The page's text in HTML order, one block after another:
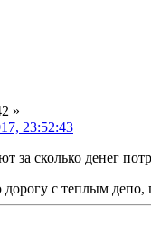
»
23:52:43
за сколько денег
с теплым депо,